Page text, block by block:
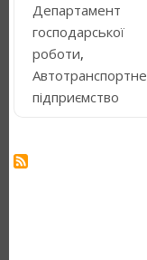
Департамент
господарської
роботи,
Автотранспортне
підприємство